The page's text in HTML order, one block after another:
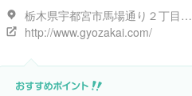
栃木県宇都宮市馬場通り２丁目３-１２ ＭＥＧＡドン・キホーテ ラパーク宇都宮店 地下１階
http://www.gyozakai.com/